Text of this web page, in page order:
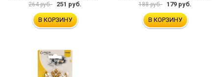
264 руб. 251 руб.
В КОРЗИНУ
188 руб. 179 руб.
В КОРЗИНУ